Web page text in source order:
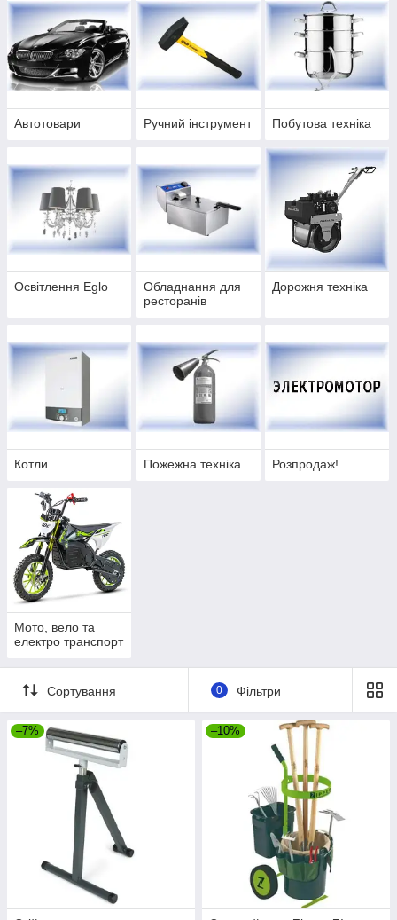
Автотовари Ручний інструмент Побутова техніка
Освітлення Eglo
Обладнання для
ресторанів
Дорожня техніка
Котли Пожежна техніка Розпродаж!
Мото, вело та
електро транспорт
Сортування 0 Фільтри
–7% –10%